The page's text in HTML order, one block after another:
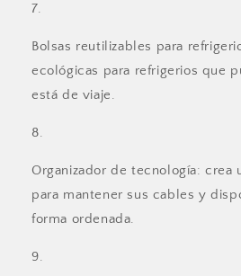
Bolsas reutilizables para
ecológicas para refrigerios que
está de viaje.
Organizador de tecnología: crea
para mantener sus cables y
forma ordenada.